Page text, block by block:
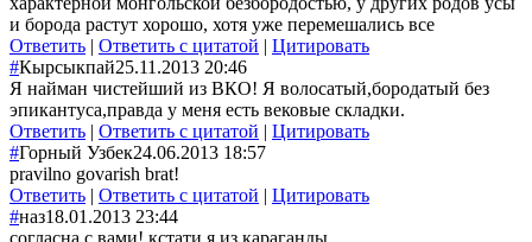
и борода растут хорошо, хотя уже перемешались все
Ответить | Ответить с цитатой | Цитировать
#Кырсыкпай25.11.2013 20:46
Я найман чистейший из ВКО! Я волосатый,бородатый без
эпикантуса,правда у меня есть вековые складки.
Ответить | Ответить с цитатой | Цитировать
#Горный Узбек24.06.2013 18:57
pravilno govarish brat!
Ответить | Ответить с цитатой | Цитировать
#наз18.01.2013 23:44
согласна с вами! кстати я из караганды